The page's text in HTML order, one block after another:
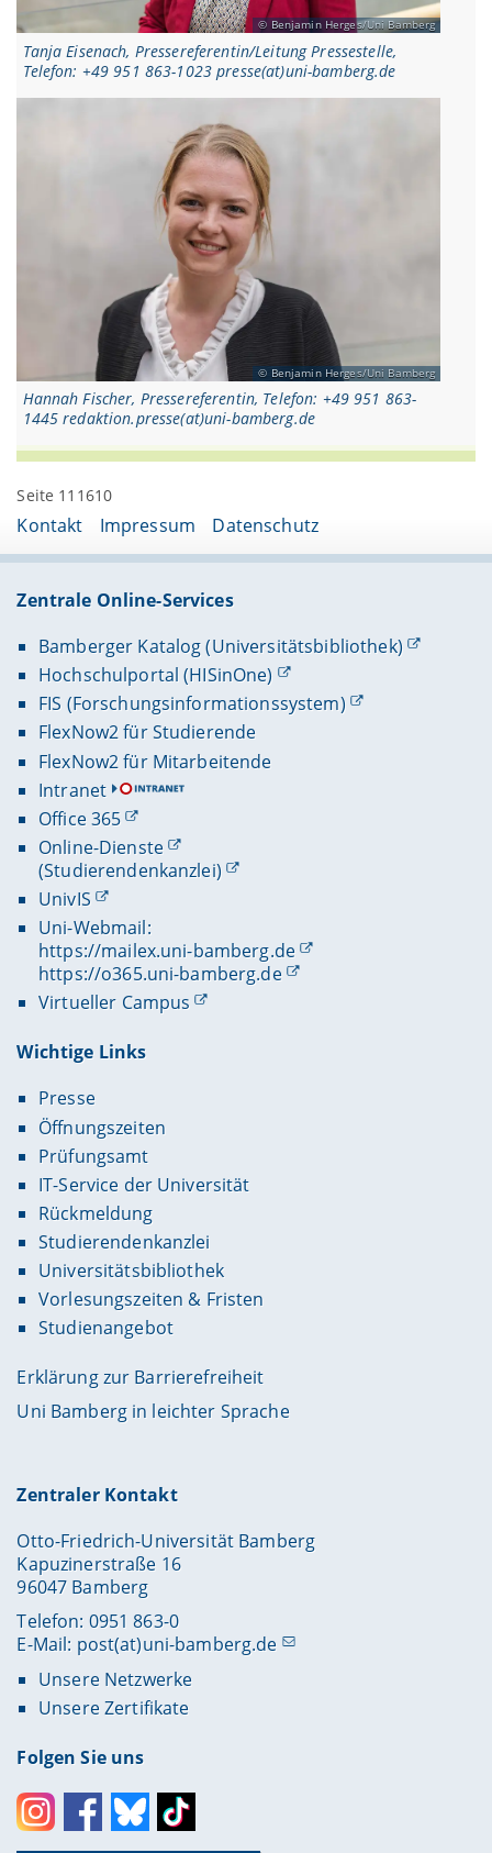
Benjamin Herges/Uni Bamberg
Tanja Eisenach, Pressereferentin/Leitung Pressestelle,
Telefon: +49 951 863-1023 presse(at)uni-bamberg.de
Benjamin Herges/Uni Bamberg
Hannah Fischer, Pressereferentin, Telefon: +49 951 863-
1445 redaktion.presse(at)uni-bamberg.de
Seite 111610
Kontakt Impressum Datenschutz
Zentrale Online-Services
Bamberger Katalog (Universitätsbibliothek)
Hochschulportal (HISinOne)
FIS (Forschungsinformationssystem)
FlexNow2 für Studierende
FlexNow2 für Mitarbeitende
Intranet
Office 365
Online-Dienste
(Studierendenkanzlei)
UnivIS
Uni-Webmail:
https://mailex.uni-bamberg.de
https://o365.uni-bamberg.de
Virtueller Campus
Wichtige Links
Presse
Öffnungszeiten
Prüfungsamt
IT-Service der Universität
Rückmeldung
Studierendenkanzlei
Universitätsbibliothek
Vorlesungszeiten & Fristen
Studienangebot
Erklärung zur Barrierefreiheit
Uni Bamberg in leichter Sprache
Zentraler Kontakt
Otto-Friedrich-Universität Bamberg
Kapuzinerstraße 16
96047 Bamberg
Telefon: 0951 863-0
E-Mail: post(at)uni-bamberg.de
Unsere Netzwerke
Unsere Zertifikate
Folgen Sie uns